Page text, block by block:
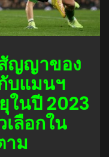
ญญาของ
บแมนฯ
ในปี 2023
ลือกใน
ม